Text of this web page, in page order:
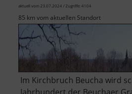
aktuell vom 23.07.2024 / Zugriffe: 4104
85 km vom aktuellen Standort
Im Kirchbruch Beucha wird